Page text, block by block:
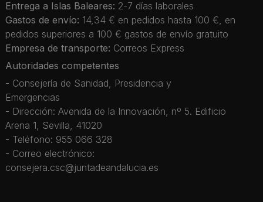
Entrega a Islas Baleares: 2-7 días laborales
Gastos de envío: 14,34 € en pedidos hasta 100 €, en
pedidos superiores a 100 € gastos de envío gratuito
Empresa de transporte: Correos Express
Autoridades competentes
- Consejería de Sanidad, Presidencia y
Emergencias
- Dirección: Avenida de la Innovación, nº 5. Edificio
Arena 1, Sevilla, 41020
- Teléfono: 955 066 328
- Correo electrónico:
consejera.csc@juntadeandalucia.es